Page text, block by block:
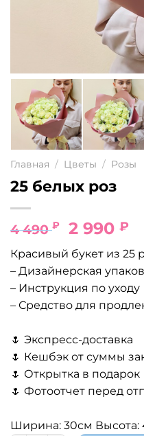
Главная / Цветы / Розы
25 белых роз
4 490₽
4
490 ₽.
2 990 ₽
2
Красивый букет из 25
– Дизайнерская
– Инструкция по уходу
– Средство для
🌷 Экспресс-доставка
🌷 Кешбэк от суммы
🌷 Открытка в подарок
🌷 Фотоотчет перед
Ширина: 30см Высота: